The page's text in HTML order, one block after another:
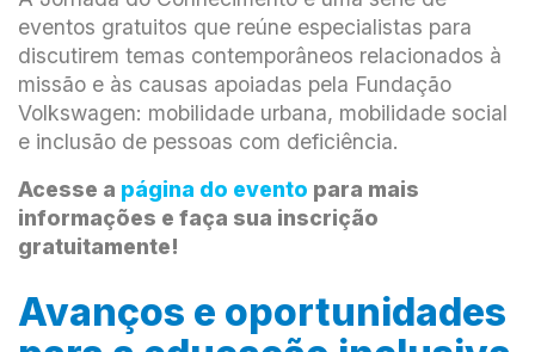
eventos gratuitos que reúne especialistas para
discutirem temas contemporâneos relacionados à
missão e às causas apoiadas pela Fundação
Volkswagen: mobilidade urbana, mobilidade social
e inclusão de pessoas com deficiência.
Acesse a página do evento para mais
informações e faça sua inscrição
gratuitamente!
Avanços e oportunidades